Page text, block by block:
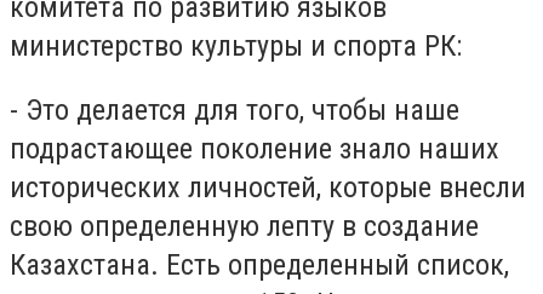
министерство культуры и спорта РК:
- Это делается для того, чтобы наше
подрастающее поколение знало наших
исторических личностей, которые внесли
свою определенную лепту в создание
Казахстана. Есть определенный список,